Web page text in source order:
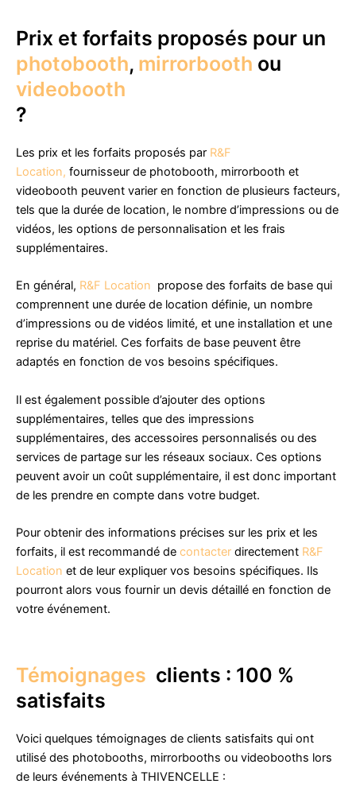
Prix et forfaits proposés pour un
photobooth, mirrorbooth ou
videobooth
?
Les prix et les forfaits proposés par R&F
Location, fournisseur de photobooth, mirrorbooth et
videobooth peuvent varier en fonction de plusieurs facteurs,
tels que la durée de location, le nombre d’impressions ou de
vidéos, les options de personnalisation et les frais
supplémentaires.
En général, R&F Location propose des forfaits de base qui
comprennent une durée de location définie, un nombre
d’impressions ou de vidéos limité, et une installation et une
reprise du matériel. Ces forfaits de base peuvent être
adaptés en fonction de vos besoins spécifiques.
Il est également possible d’ajouter des options
supplémentaires, telles que des impressions
supplémentaires, des accessoires personnalisés ou des
services de partage sur les réseaux sociaux. Ces options
peuvent avoir un coût supplémentaire, il est donc important
de les prendre en compte dans votre budget.
Pour obtenir des informations précises sur les prix et les
forfaits, il est recommandé de contacter directement R&F
Location et de leur expliquer vos besoins spécifiques. Ils
pourront alors vous fournir un devis détaillé en fonction de
votre événement.
Témoignages clients : 100 %
satisfaits
Voici quelques témoignages de clients satisfaits qui ont
utilisé des photobooths, mirrorbooths ou videobooths lors
de leurs événements à THIVENCELLE :